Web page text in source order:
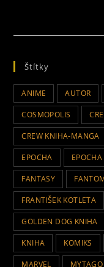
Štítky
ANIME AUTOR
COSMOPOLIS
CREW KNIHA-MANGA
EPOCHA
FANTASY
FRANTIŠEK KOTLETA
GOLDEN DOG KNIHA
KNIHA KOMIKS
MARVEL MYTAGO